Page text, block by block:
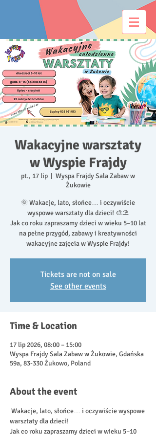
Wakacyjne warsztaty
w Wyspie Frajdy
pt., 17 lip
Wyspa Frajdy Sala Zabaw w
Żukowie
🌞 Wakacje, lato, słońce… i oczywiście
wyspowe warsztaty dla dzieci! 🎨⛱️
Jak co roku zapraszamy dzieci w wieku 5–10 lat
na pełne przygód, zabawy i kreatywności
wakacyjne zajęcia w Wyspie Frajdy!
Tickets are not on sale
See other events
Time & Location
17 lip 2026, 08:00 – 15:00
Wyspa Frajdy Sala Zabaw w Żukowie, Gdańska
59a, 83-330 Żukowo, Poland
About the event
Wakacje, lato, słońce… i oczywiście wyspowe
warsztaty dla dzieci!
Jak co roku zapraszamy dzieci w wieku 5–10